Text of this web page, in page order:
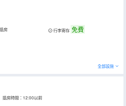
房 行李寄存 免費
全部設施
房時間：12:00以前